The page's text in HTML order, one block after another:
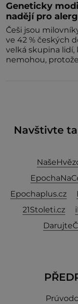
Geneticky
nadějí pro
Češi jsou
ve 42 % českých
velká skupina lidí,
nemohou,
Navštivte
Epochaplus.cz
21Stoleti.cz